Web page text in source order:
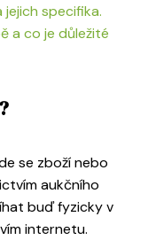
specifika.
a co je důležité
se zboží nebo
aukčního
buď fyzicky v
internetu.